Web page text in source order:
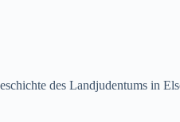
des Landjudentums in